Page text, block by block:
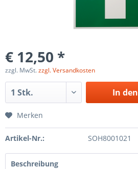
€ 12,50 *
zzgl. MwSt.zzgl. Versandkosten
In den
Merken
Artikel-Nr.: SOH8001021
Beschreibung